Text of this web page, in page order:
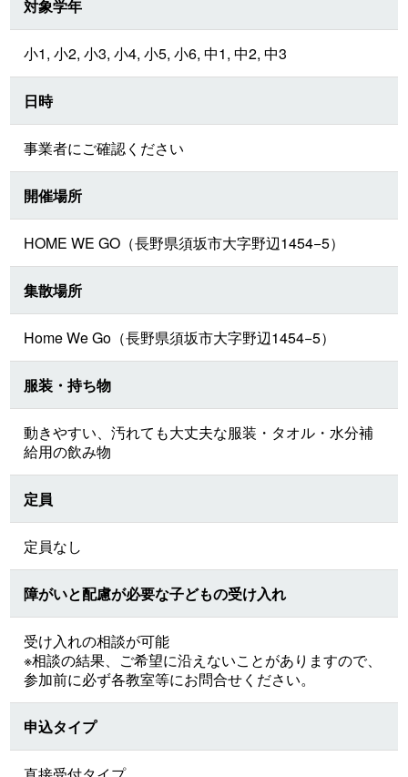
対象学年
小1, 小2, 小3, 小4, 小5, 小6, 中1, 中2, 中3
日時
事業者にご確認ください
開催場所
HOME WE GO（長野県須坂市大字野辺1454−5）
集散場所
Home We Go（長野県須坂市大字野辺1454−5）
服装・持ち物
動きやすい、汚れても大丈夫な服装・タオル・水分補
給用の飲み物
定員
定員なし
障がいと配慮が必要な子どもの受け入れ
受け入れの相談が可能
※相談の結果、ご希望に沿えないことがありますので、
参加前に必ず各教室等にお問合せください。
申込タイプ